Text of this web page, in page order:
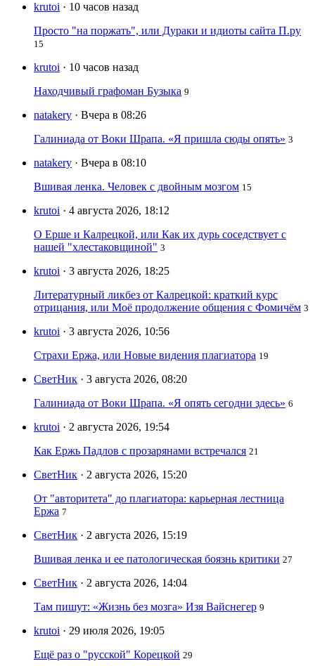
krutoi · 10 часов назад
Просто "на поржать", или Дураки и идиоты сайта П.ру
15
krutoi · 10 часов назад
Находчивый графоман Бузыка 9
natakery · Вчера в 08:26
Галиниада от Воки Шрапа. «Я пришла сюды опять» 3
natakery · Вчера в 08:10
Вшивая ленка. Человек с двойным мозгом 15
krutoi · 4 августа 2026, 18:12
О Ерше и Калрецкой, или Как их дурь соседствует с
нашей "хлестаковщиной" 3
krutoi · 3 августа 2026, 18:25
Литературный ликбез от Калрецкой: краткий курс
отрицания, или Моё продолжение общения с Фомичём 3
krutoi · 3 августа 2026, 10:56
Страхи Ержа, или Новые видения плагиатора 19
СветНик · 3 августа 2026, 08:20
Галиниада от Воки Шрапа. «Я опять сегодни здесь» 6
krutoi · 2 августа 2026, 19:54
Как Ержь Падлов с прозарянами встречался 21
СветНик · 2 августа 2026, 15:20
От "авторитета" до плагиатора: карьерная лестница
Ержа 7
СветНик · 2 августа 2026, 15:19
Вшивая ленка и ее патологическая боязнь критики 27
СветНик · 2 августа 2026, 14:04
Там пишут: «Жизнь без мозга» Изя Вайснегер 9
krutoi · 29 июля 2026, 19:05
Ещё раз о "русской" Корецкой 29